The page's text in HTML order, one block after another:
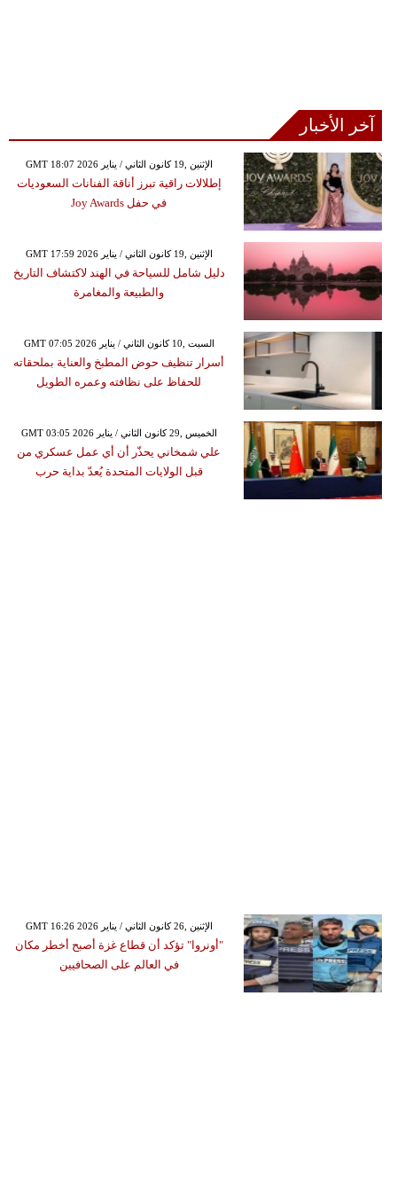
آخر الأخبار
GMT 18:07 2026 الإثنين ,19 كانون الثاني / يناير
إطلالات راقية تبرز أناقة الفنانات السعوديات
في حفل Joy Awards
GMT 17:59 2026 الإثنين ,19 كانون الثاني / يناير
دليل شامل للسياحة في الهند لاكتشاف التاريخ
والطبيعة والمغامرة
GMT 07:05 2026 السبت ,10 كانون الثاني / يناير
أسرار تنظيف حوض المطبخ والعناية بملحقاته
للحفاظ على نظافته وعمره الطويل
GMT 03:05 2026 الخميس ,29 كانون الثاني / يناير
علي شمخاني يحذّر أن أي عمل عسكري من
قبل الولايات المتحدة يُعدّ بداية حرب
GMT 16:26 2026 الإثنين ,26 كانون الثاني / يناير
"أونروا" تؤكد أن قطاع غزة أصبح أخطر مكان
في العالم على الصحافيين